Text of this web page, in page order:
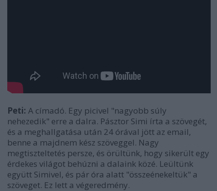
Peti: A címadó. Egy picivel "nagyobb súly
nehezedik" erre a dalra. Pásztor Simi írta a szövegét,
és a meghallgatása után 24 órával jött az email,
benne a majdnem kész szöveggel. Nagy
megtiszteltetés persze, és örültünk, hogy sikerült egy
érdekes világot behúzni a dalaink közé. Leültünk
együtt Simivel, és pár óra alatt "összeénekeltük" a
szöveget. Ez lett a végeredmény.